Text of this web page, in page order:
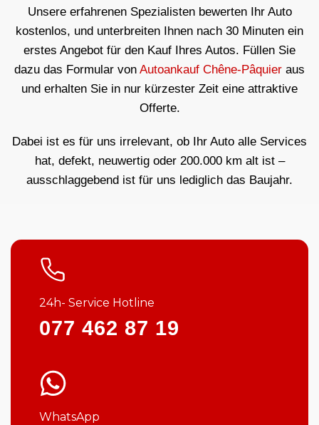
Unsere erfahrenen Spezialisten bewerten Ihr Auto
kostenlos, und unterbreiten Ihnen nach 30 Minuten ein
erstes Angebot für den Kauf Ihres Autos. Füllen Sie
dazu das Formular von Autoankauf Chêne-Pâquier aus
und erhalten Sie in nur kürzester Zeit eine attraktive
Offerte.
Dabei ist es für uns irrelevant, ob Ihr Auto alle Services
hat, defekt, neuwertig oder 200.000 km alt ist –
ausschlaggebend ist für uns lediglich das Baujahr.
24h- Service Hotline
077 462 87 19
WhatsApp